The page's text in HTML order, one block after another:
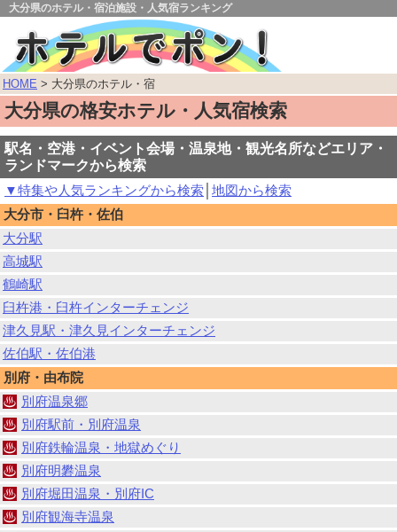
大分県のホテル・宿泊施設・人気宿ランキング
HOME > 大分県のホテル・宿
大分県の格安ホテル・人気宿検索
駅名・空港・イベント会場・温泉地・観光名所などエリア・
ランドマークから検索
▼特集や人気ランキングから検索
地図から検索
大分市・臼杵・佐伯
大分駅
高城駅
鶴崎駅
臼杵港・臼杵インターチェンジ
津久見駅・津久見インターチェンジ
佐伯駅・佐伯港
別府・由布院
別府温泉郷
別府駅前・別府温泉
別府鉄輪温泉・地獄めぐり
別府明礬温泉
別府堀田温泉・別府IC
別府観海寺温泉